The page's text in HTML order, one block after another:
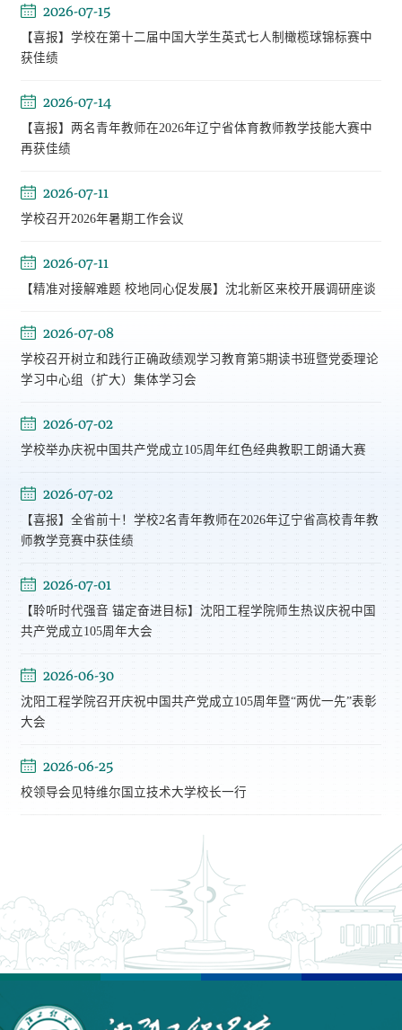
2026-07-15
【喜报】学校在第十二届中国大学生英式七人制橄榄球锦标赛中
获佳绩
2026-07-14
【喜报】两名青年教师在2026年辽宁省体育教师教学技能大赛中
再获佳绩
2026-07-11
学校召开2026年暑期工作会议
2026-07-11
【精准对接解难题 校地同心促发展】沈北新区来校开展调研座谈
2026-07-08
学校召开树立和践行正确政绩观学习教育第5期读书班暨党委理论
学习中心组（扩大）集体学习会
2026-07-02
学校举办庆祝中国共产党成立105周年红色经典教职工朗诵大赛
2026-07-02
【喜报】全省前十！学校2名青年教师在2026年辽宁省高校青年教
师教学竞赛中获佳绩
2026-07-01
【聆听时代强音 锚定奋进目标】沈阳工程学院师生热议庆祝中国
共产党成立105周年大会
2026-06-30
沈阳工程学院召开庆祝中国共产党成立105周年暨“两优一先”表彰
大会
2026-06-25
校领导会见特维尔国立技术大学校长一行